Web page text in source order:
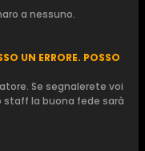
a nessuno.
UN ERRORE. POSSO
Se segnalerete voi
staff la buona fede sarà